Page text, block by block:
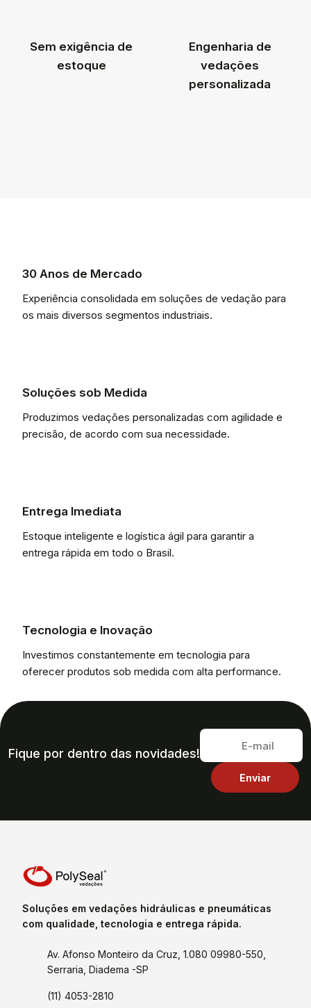
Sem exigência de
estoque
Engenharia de
vedações
personalizada
30 Anos de Mercado
Experiência consolidada em soluções de vedação para
os mais diversos segmentos industriais.
Soluções sob Medida
Produzimos vedações personalizadas com agilidade e
precisão, de acordo com sua necessidade.
Entrega Imediata
Estoque inteligente e logística ágil para garantir a
entrega rápida em todo o Brasil.
Tecnologia e Inovação
Investimos constantemente em tecnologia para
oferecer produtos sob medida com alta performance.
Fique por dentro das novidades!
Soluções em vedações hidráulicas e pneumáticas
com qualidade, tecnologia e entrega rápida.
Av. Afonso Monteiro da Cruz, 1.080 09980-550,
Serraria, Diadema -SP
(11) 4053-2810